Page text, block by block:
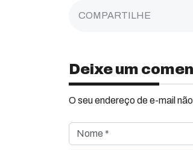
COMPARTILHE
Deixe um
O seu endereço de e-mail
Nome *